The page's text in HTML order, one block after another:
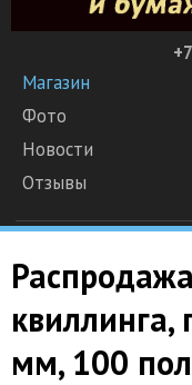
Магазин
Фото
Новости
Отзывы
мм, 100